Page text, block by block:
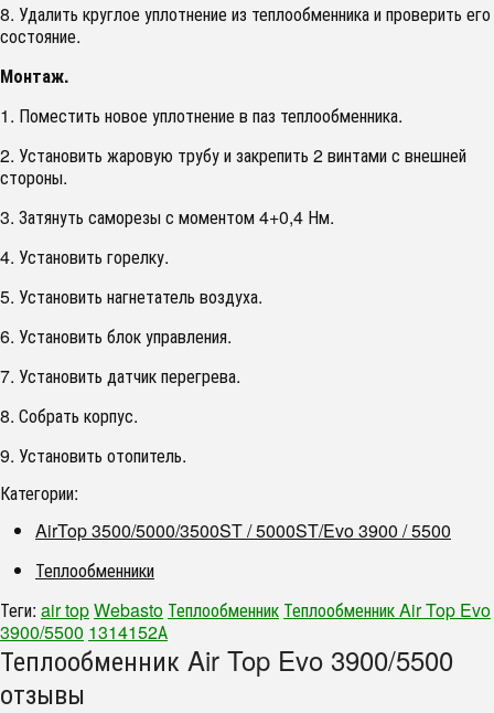
8. Удалить круглое уплотнение из теплообменника и проверить его
состояние.
Монтаж.
1. Поместить новое уплотнение в паз теплообменника.
2. Установить жаровую трубу и закрепить 2 винтами с внешней
стороны.
3. Затянуть саморезы с моментом 4+0,4 Нм.
4. Установить горелку.
5. Установить нагнетатель воздуха.
6. Установить блок управления.
7. Установить датчик перегрева.
8. Собрать корпус.
9. Установить отопитель.
Категории:
AirTop 3500/5000/3500ST / 5000ST/Evo 3900 / 5500
Теплообменники
Теги: air topWebasto Теплообменник Теплообменник Air Top Evo
3900/5500 1314152А
Теплообменник Air Top Evo 3900/5500
отзывы